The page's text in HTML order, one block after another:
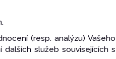
(resp. analýzu) Vašeho
služeb souvisejících s